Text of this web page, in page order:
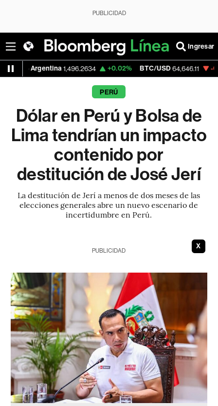
PUBLICIDAD
Ingresar
1,496.2634 +0.02% BTC/USD 64,646.11 -0.22% ETH/USD
PERÚ
Dólar en Perú y Bolsa de
Lima tendrían un impacto
contenido por
destitución de José Jerí
La destitución de Jerí a menos de dos meses de las
elecciones generales abre un nuevo escenario de
incertidumbre en Perú.
X
PUBLICIDAD